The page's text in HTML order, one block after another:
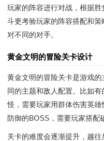
玩家的阵容进行对战，根据
斗更考验玩家的阵容搭配和
对不同的对手。
黄金文明的冒险关卡设计
黄金文明的冒险关卡是游戏
同的主题和敌人配置。比如
怪，需要玩家用群体伤害英
防御的BOSS，需要玩家搭配
关卡的难度会逐渐提升，越